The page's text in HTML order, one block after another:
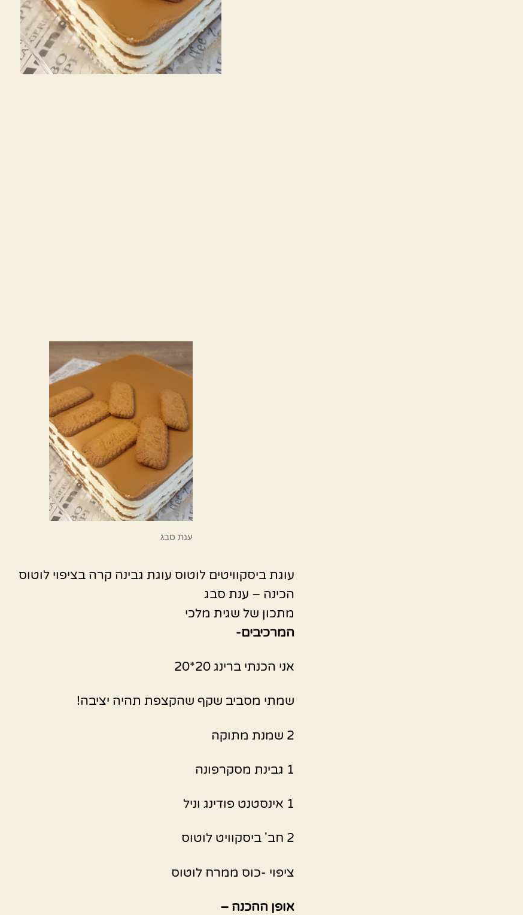
ענת סבג
עוגת ביסקוויטים לוטוס עוגת גבינה קרה בציפוי לוטוס
הכינה – ענת סבג
מתכון של שגית מלכי
המרכיבים-
אני הכנתי ברינג 20*20
שמתי מסביב שקף שהקצפת תהיה יציבה!
2 שמנת מתוקה
1 גבינת מסקרפונה
1 אינסטנט פודינג וניל
2 חב' ביסקוויט לוטוס
ציפוי -כוס ממרח לוטוס
אופן ההכנה –